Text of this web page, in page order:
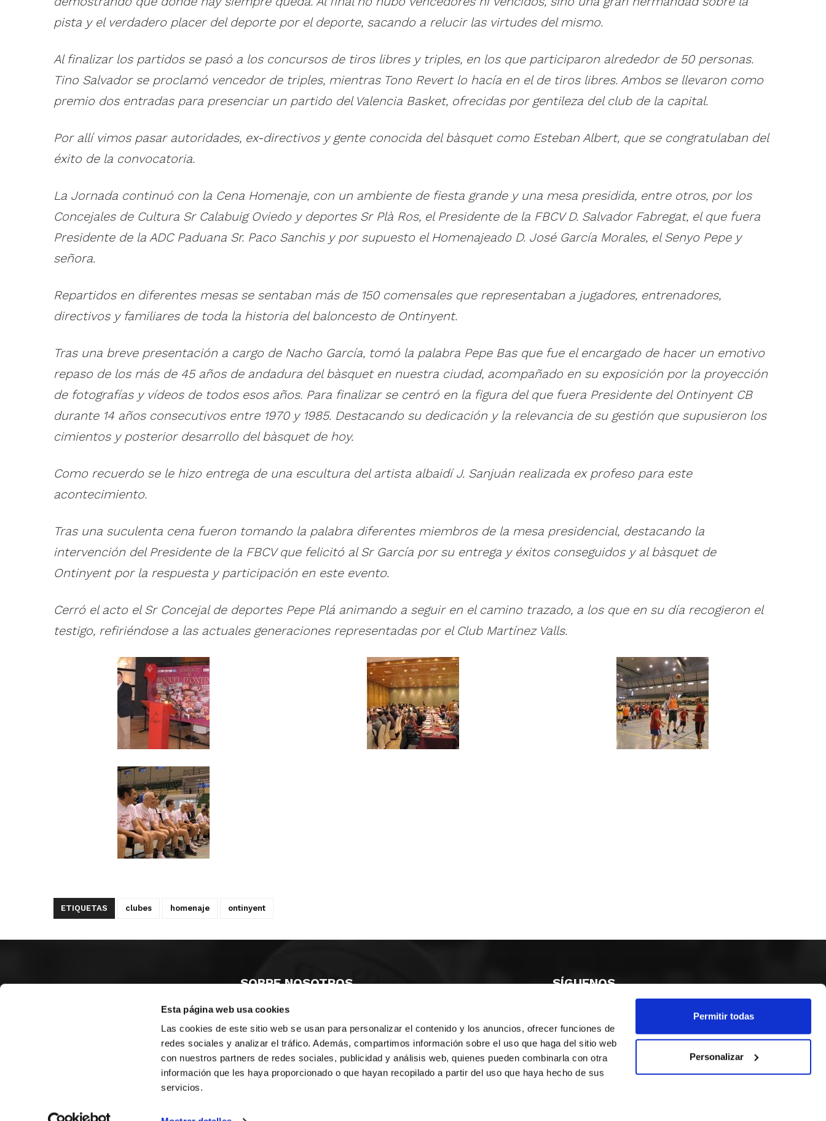
Esta página web usa cookies
Las cookies de este sitio web se usan para personalizar el contenido y los anuncios, ofrecer funciones de
redes sociales y analizar el tráfico. Además, compartimos información sobre el uso que haga del sitio web
con nuestros partners de redes sociales, publicidad y análisis web, quienes pueden combinarla con otra
información que les haya proporcionado o que hayan recopilado a partir del uso que haya hecho de sus
servicios.
Permitir todas
Personalizar
pista y el verdadero placer del deporte por el deporte, sacando a relucir las virtudes del mismo.
Al finalizar los partidos se pasó a los concursos de tiros libres y triples, en los que participaron alrededor de 50 personas.
Tino Salvador se proclamó vencedor de triples, mientras Tono Revert lo hacía en el de tiros libres. Ambos se llevaron como
premio dos entradas para presenciar un partido del Valencia Basket, ofrecidas por gentileza del club de la capital.
Por allí vimos pasar autoridades, ex-directivos y gente conocida del bàsquet como Esteban Albert, que se congratulaban del
éxito de la convocatoria.
La Jornada continuó con la Cena Homenaje, con un ambiente de fiesta grande y una mesa presidida, entre otros, por los
Concejales de Cultura Sr Calabuig Oviedo y deportes Sr Plà Ros, el Presidente de la FBCV D. Salvador Fabregat, el que fuera
Presidente de la ADC Paduana Sr. Paco Sanchis y por supuesto el Homenajeado D. José García Morales, el Senyo Pepe y
señora.
Repartidos en diferentes mesas se sentaban más de 150 comensales que representaban a jugadores, entrenadores,
directivos y familiares de toda la historia del baloncesto de Ontinyent.
Tras una breve presentación a cargo de Nacho García, tomó la palabra Pepe Bas que fue el encargado de hacer un emotivo
repaso de los más de 45 años de andadura del bàsquet en nuestra ciudad, acompañado en su exposición por la proyección
de fotografías y vídeos de todos esos años. Para finalizar se centró en la figura del que fuera Presidente del Ontinyent CB
durante 14 años consecutivos entre 1970 y 1985. Destacando su dedicación y la relevancia de su gestión que supusieron los
cimientos y posterior desarrollo del bàsquet de hoy.
Como recuerdo se le hizo entrega de una escultura del artista albaidí J. Sanjuán realizada ex profeso para este
acontecimiento.
Tras una suculenta cena fueron tomando la palabra diferentes miembros de la mesa presidencial, destacando la
intervención del Presidente de la FBCV que felicitó al Sr García por su entrega y éxitos conseguidos y al bàsquet de
Ontinyent por la respuesta y participación en este evento.
Cerró el acto el Sr Concejal de deportes Pepe Plá animando a seguir en el camino trazado, a los que en su día recogieron el
testigo, refiriéndose a las actuales generaciones representadas por el Club Martínez Valls.
ETIQUETAS clubes homenaje ontinyent
SOBRE NOSOTROS
CASTELLON
VALENCIA
MONESTIR DE POBLET 14 1ª 3º
ALICANTE
CIUDAD DE MATANZAS 12
fbcv@fbcv.es
SÍGUENOS
© FEDERACIÓN BALONCESTO COMUNIDAD VALENCIANA